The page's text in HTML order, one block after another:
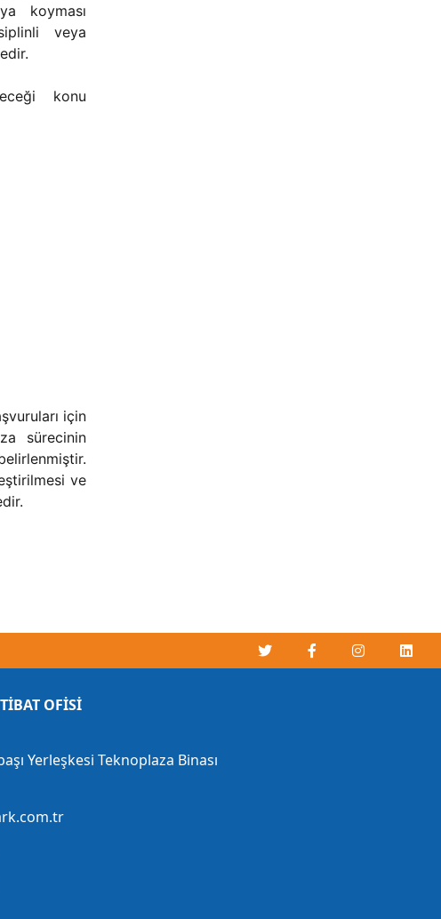
koyması
veya
konu
için
sürecinin
ve
OFİSİ
Yerleşkesi Teknoplaza Binası